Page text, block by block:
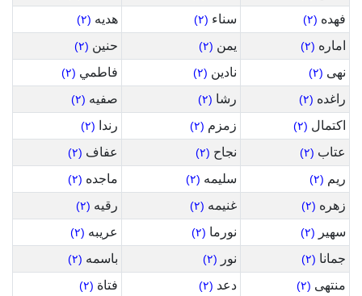
فهده (٢) سناء (٢) هديه (٢)
اماره (٢) يمن (٢) حنين (٢)
نهى (٢) نادين (٢) فاطمي (٢)
راغده (٢) رشا (٢) صفيه (٢)
اكتمال (٢) زمزم (٢) رندا (٢)
عتاب (٢) نجاح (٢) عفاف (٢)
ريم (٢) سليمه (٢) ماجده (٢)
زهره (٢) غنيمه (٢) رقيه (٢)
سهير (٢) نورما (٢) عريبه (٢)
جمانا (٢) نور (٢) باسمه (٢)
منتهى (٢) دعد (٢) فتاة (٢)